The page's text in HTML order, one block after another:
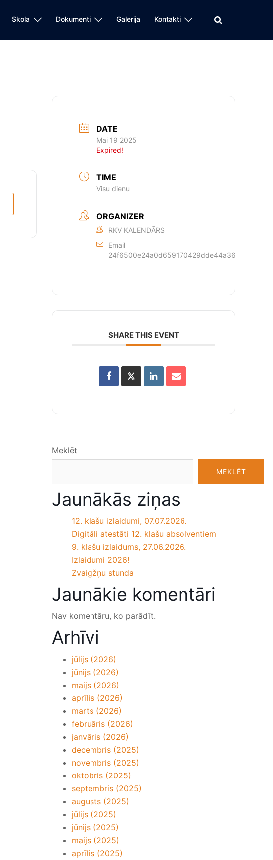
Skola Dokumenti Galerija Kontakti
DATE
Mai 19 2025
Expired!
TIME
Visu dienu
ORGANIZER
RKV KALENDĀRS
Email
SHARE THIS EVENT
Meklēt
MEKLĒT
Jaunākās ziņas
12. klašu izlaidumi, 07.07.2026.
Digitāli atestāti 12. klašu absolventiem
9. klašu izlaidums, 27.06.2026.
Izlaidumi 2026!
Zvaigžņu stunda
Jaunākie komentāri
Nav komentāru, ko parādīt.
Arhīvi
jūlijs (2026)
jūnijs (2026)
maijs (2026)
aprīlis (2026)
marts (2026)
februāris (2026)
janvāris (2026)
decembris (2025)
novembris (2025)
oktobris (2025)
septembris (2025)
augusts (2025)
jūlijs (2025)
jūnijs (2025)
maijs (2025)
aprīlis (2025)